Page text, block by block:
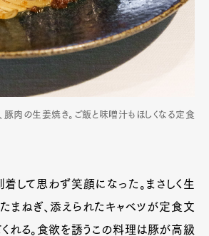
、豚肉の生姜焼き。ご飯と味噌汁もほしくなる定食
着して思わず笑顔になった。まさしく生
まねぎ、添えられたキャベツが定食文
れる。食欲を誘うこの料理は豚が高級